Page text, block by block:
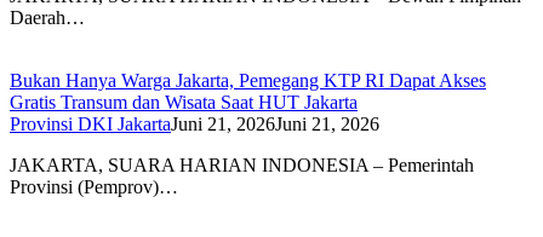
Daerah…
Bukan Hanya Warga Jakarta, Pemegang KTP RI Dapat Akses
Gratis Transum dan Wisata Saat HUT Jakarta
Provinsi DKI JakartaJuni 21, 2026Juni 21, 2026
JAKARTA, SUARA HARIAN INDONESIA – Pemerintah
Provinsi (Pemprov)…